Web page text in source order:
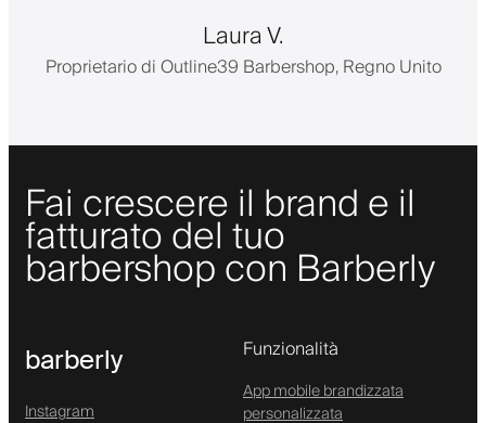
Laura V.
Proprietario di Outline39 Barbershop, Regno Unito
Fai crescere il brand e il
fatturato del tuo
barbershop con Barberly
barberly
Instagram
Funzionalità
App mobile brandizzata
personalizzata